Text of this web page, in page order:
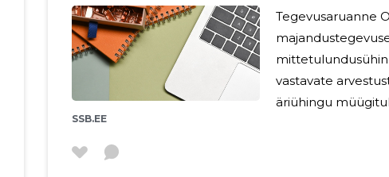
SSB.EE
Tegevusaruanne
vastavate
äriühingu